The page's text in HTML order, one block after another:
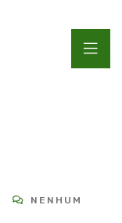
NENHUM